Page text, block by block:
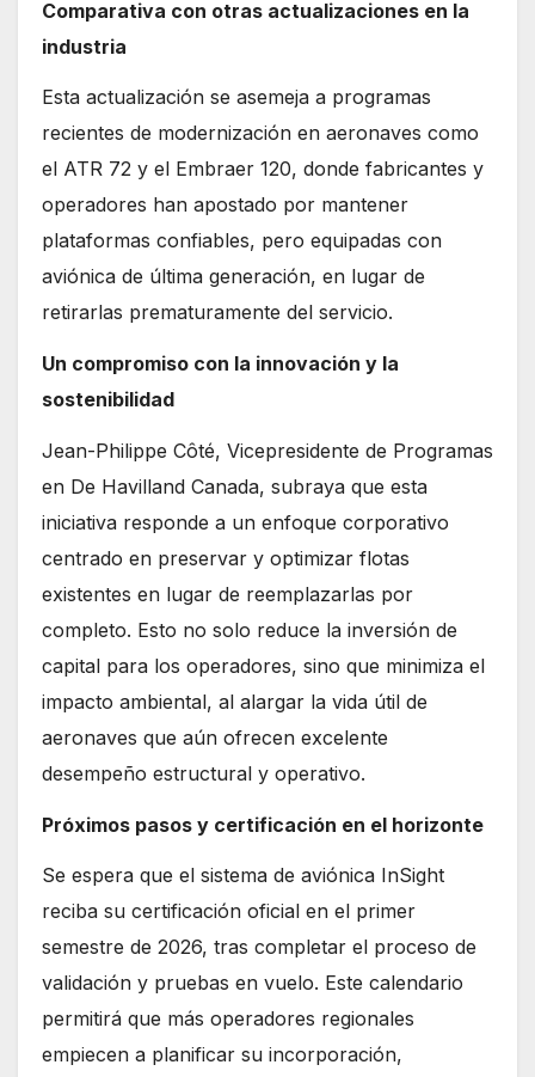
Comparativa con otras actualizaciones en la
industria
Esta actualización se asemeja a programas
recientes de modernización en aeronaves como
el ATR 72 y el Embraer 120, donde fabricantes y
operadores han apostado por mantener
plataformas confiables, pero equipadas con
aviónica de última generación, en lugar de
retirarlas prematuramente del servicio.
Un compromiso con la innovación y la
sostenibilidad
Jean-Philippe Côté, Vicepresidente de Programas
en De Havilland Canada, subraya que esta
iniciativa responde a un enfoque corporativo
centrado en preservar y optimizar flotas
existentes en lugar de reemplazarlas por
completo. Esto no solo reduce la inversión de
capital para los operadores, sino que minimiza el
impacto ambiental, al alargar la vida útil de
aeronaves que aún ofrecen excelente
desempeño estructural y operativo.
Próximos pasos y certificación en el horizonte
Se espera que el sistema de aviónica InSight
reciba su certificación oficial en el primer
semestre de 2026, tras completar el proceso de
validación y pruebas en vuelo. Este calendario
permitirá que más operadores regionales
empiecen a planificar su incorporación,